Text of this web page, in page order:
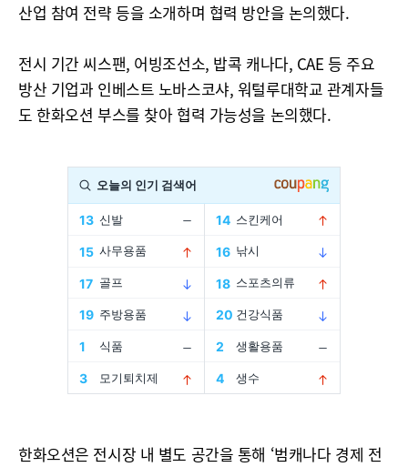
산업 참여 전략 등을 소개하며 협력 방안을 논의했다.
전시 기간 씨스팬, 어빙조선소, 밥콕 캐나다, CAE 등 주요
방산 기업과 인베스트 노바스코샤, 워털루대학교 관계자들
도 한화오션 부스를 찾아 협력 가능성을 논의했다.
한화오션은 전시장 내 별도 공간을 통해 ‘범캐나다 경제 전